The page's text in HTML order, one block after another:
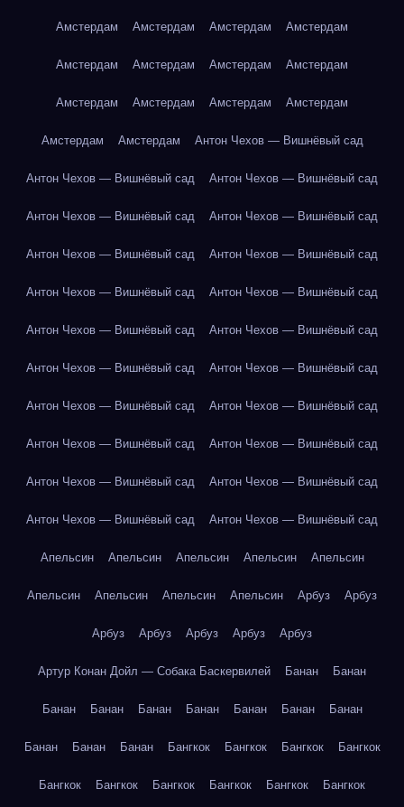
Амстердам Амстердам Амстердам Амстердам
Амстердам Амстердам Амстердам Амстердам
Амстердам Амстердам Амстердам Амстердам
Амстердам Амстердам Антон Чехов — Вишнёвый сад
Антон Чехов — Вишнёвый сад Антон Чехов — Вишнёвый сад
Антон Чехов — Вишнёвый сад Антон Чехов — Вишнёвый сад
Антон Чехов — Вишнёвый сад Антон Чехов — Вишнёвый сад
Антон Чехов — Вишнёвый сад Антон Чехов — Вишнёвый сад
Антон Чехов — Вишнёвый сад Антон Чехов — Вишнёвый сад
Антон Чехов — Вишнёвый сад Антон Чехов — Вишнёвый сад
Антон Чехов — Вишнёвый сад Антон Чехов — Вишнёвый сад
Антон Чехов — Вишнёвый сад Антон Чехов — Вишнёвый сад
Антон Чехов — Вишнёвый сад Антон Чехов — Вишнёвый сад
Антон Чехов — Вишнёвый сад Антон Чехов — Вишнёвый сад
Апельсин Апельсин Апельсин Апельсин Апельсин
Апельсин Апельсин Апельсин Апельсин Арбуз Арбуз
Арбуз Арбуз Арбуз Арбуз Арбуз
Артур Конан Дойл — Собака Баскервилей Банан Банан
Банан Банан Банан Банан Банан Банан Банан
Банан Банан Банан Бангкок Бангкок Бангкок Бангкок
Бангкок Бангкок Бангкок Бангкок Бангкок Бангкок